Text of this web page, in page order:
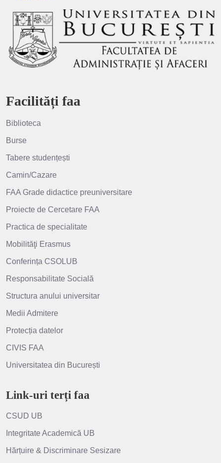
Facilități faa
Biblioteca
Burse
Tabere studențești
Camin/Cazare
FAA Grade didactice preuniversitare
Proiecte de Cercetare FAA
Practica de specialitate
Mobilităţi Erasmus
Conferința CSOLUB
Responsabilitate Socială
Structura anului universitar
Medii Admitere
Protecția datelor
CIVIS FAA
Universitatea din București
Link-uri terți faa
CSUD UB
Integritate Academică UB
Hărțuire & Discriminare Sesizare